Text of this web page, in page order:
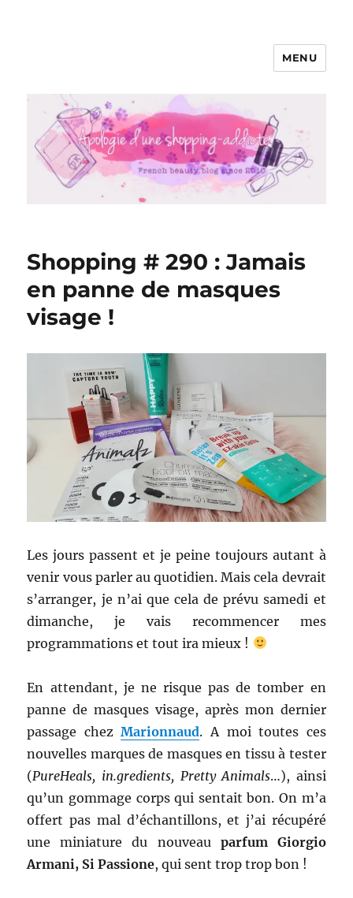
Apologie d'une Shopping-addicte
MENU
Shopping # 290 : Jamais
en panne de masques
visage !
Les jours passent et je peine toujours autant à
venir vous parler au quotidien. Mais cela devrait
s’arranger, je n’ai que cela de prévu samedi et
dimanche, je vais recommencer mes
programmations et tout ira mieux !
En attendant, je ne risque pas de tomber en
panne de masques visage, après mon dernier
passage chezMarionnaud. A moi toutes ces
nouvelles marques de masques en tissu à tester
(PureHeals, in.gredients, Pretty Animals…), ainsi
qu’un gommage corps qui sentait bon. On m’a
offert pas mal d’échantillons, et j’ai récupéré
une miniature du nouveau parfum Giorgio
Armani, Si Passione, qui sent trop trop bon !